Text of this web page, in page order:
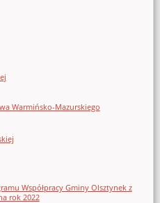
Warmińsko-Mazurskiego
Współpracy Gminy Olsztynek z
rok 2022